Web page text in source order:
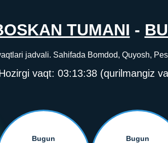
TUMANI -
jadvali. Sahifada Bomdod, Quyosh,
vaqt: 03:13:39 (qurilmangiz
Bugun Bugun